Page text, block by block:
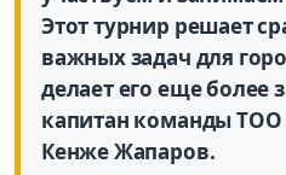
Этот турнир решает
важных задач для
делает его еще более
капитан команды ТОО
Кенже Жапаров.